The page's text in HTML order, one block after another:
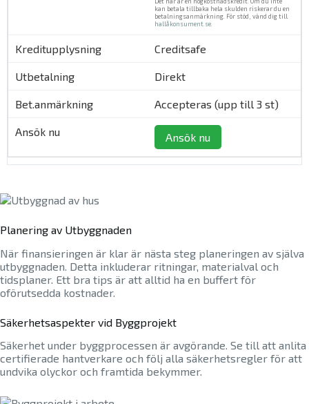
kan betala tillbaka hela skulden riskerar du en
betalningsanmärkning. För stöd, vänd dig till
hallåkonsument.se
Creditsafe
Direkt
Accepteras (upp till 3 st)
Ansök nu
Planering av Utbyggnaden
När finansieringen är klar är nästa steg planeringen av själva
utbyggnaden. Detta inkluderar ritningar, materialval och
tidsplaner. Ett bra tips är att alltid ha en buffert för
oförutsedda kostnader.
Säkerhetsaspekter vid Byggprojekt
Säkerhet under byggprocessen är avgörande. Se till att anlita
certifierade hantverkare och följ alla säkerhetsregler för att
undvika olyckor och framtida bekymmer.